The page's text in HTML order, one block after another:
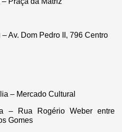
Av. Dom Pedro II, 796 Centro
– Mercado Cultural
– Rua Rogério Weber entre
Gomes